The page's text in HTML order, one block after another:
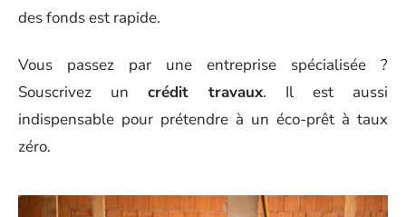
des fonds est rapide.
Vous passez par une entreprise spécialisée ?
Souscrivez un crédit travaux. Il est aussi
indispensable pour prétendre à un éco-prêt à taux
zéro.